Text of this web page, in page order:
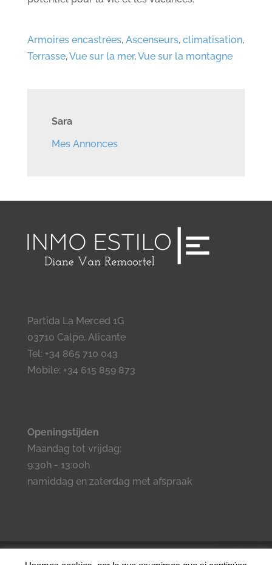
Armoires encastrées, Ascenseurs, climatisation,
Terrasse,Vue sur la mer,Vue sur la montagne
Sara
Mes Annonces
Partida La Merced 1G
03710 Calpe, Alicante
Tel: +34 865 710 043
Mobile: +34 615 859 873
Openingstijden
Maandag tot vrijdag:
9:30h - 13:00h
namiddag en zaterdag met afspraak